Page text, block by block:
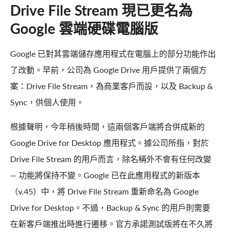
Drive File Stream 現已更名為
Google 雲端硬碟電腦版
Google 已對其雲端儲存應用程式在電腦上的部分功能作出
了改動。早前，公司為 Google Drive 用戶提供了兩個方
案：Drive File Stream，為商業客戶而設，以及 Backup &
Sync，供個人使用。
根據聲明，今年稍後時間，這兩個客戶端將合併成新的
Google Drive for Desktop 應用程式。據公司所指，對於
Drive File Stream 的用戶而言，除名稱外不會有任何改變
— 功能將保持不變。Google 已在此應用程式的新版本
（v.45）中，將 Drive File Stream 重新命名為 Google
Drive for Desktop。不過，Backup & Sync 的用戶則需要
在新客戶端推出時進行遷移。官方承諾測試版將在不久將